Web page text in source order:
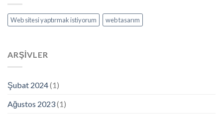
Web sitesi yaptırmak istiyorum web tasarım
ARŞIVLER
Şubat 2024(1)
Ağustos 2023(1)